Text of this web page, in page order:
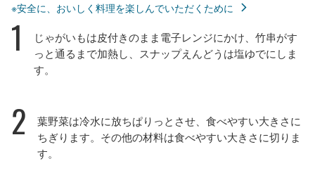
※安全に、おいしく料理を楽しんでいただくために
1
じゃがいもは皮付きのまま電子レンジにかけ、竹串がす
っと通るまで加熱し、スナップえんどうは塩ゆでにしま
す。
2
葉野菜は冷水に放ちぱりっとさせ、食べやすい大きさに
ちぎります。その他の材料は食べやすい大きさに切りま
す。